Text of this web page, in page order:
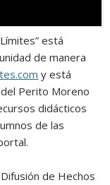
está
de manera
y está
Perito Moreno
didácticos
de las
de Hechos